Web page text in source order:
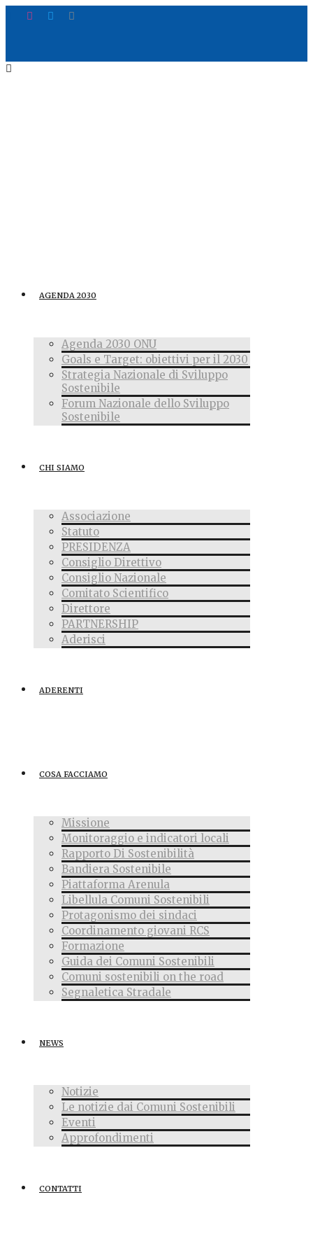
AGENDA 2030
Agenda 2030 ONU
Goals e Target: obiettivi per il 2030
Strategia Nazionale di Sviluppo
Sostenibile
Forum Nazionale dello Sviluppo
Sostenibile
CHI SIAMO
Associazione
Statuto
PRESIDENZA
Consiglio Direttivo
Consiglio Nazionale
Comitato Scientifico
Direttore
PARTNERSHIP
Aderisci
ADERENTI
COSA FACCIAMO
Missione
Monitoraggio e indicatori locali
Rapporto Di Sostenibilità
Bandiera Sostenibile
Piattaforma Arenula
Libellula Comuni Sostenibili
Protagonismo dei sindaci
Coordinamento giovani RCS
Formazione
Guida dei Comuni Sostenibili
Comuni sostenibili on the road
Segnaletica Stradale
NEWS
Notizie
Le notizie dai Comuni Sostenibili
Eventi
Approfondimenti
CONTATTI